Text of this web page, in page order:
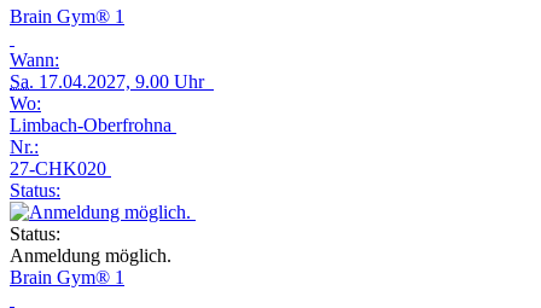
Brain Gym® 1
Wann:
Sa. 17.04.2027, 9.00 Uhr
Wo:
Limbach-Oberfrohna
Nr.:
27-CHK020
Status:
Status:
Anmeldung möglich.
Brain Gym® 1